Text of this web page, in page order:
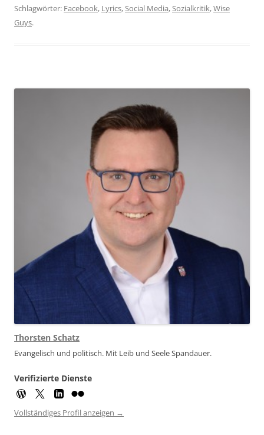
Schlagwörter: Facebook, Lyrics,Social Media,Sozialkritik,Wise
Guys.
Thorsten Schatz
Evangelisch und politisch. Mit Leib und Seele Spandauer.
Verifizierte Dienste
Vollständiges Profil anzeigen →